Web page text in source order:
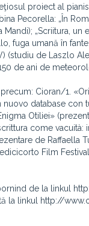
proiect al
Pecorella: „În
„Scriitura,
fuga umană în
(studiu de Laszlo
de ani de
Cioran/1.
database con
Otiliei»
come
de Raffaella
Film
de la linkul
la linkul http://